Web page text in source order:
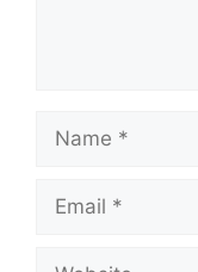
Name
Email
Website